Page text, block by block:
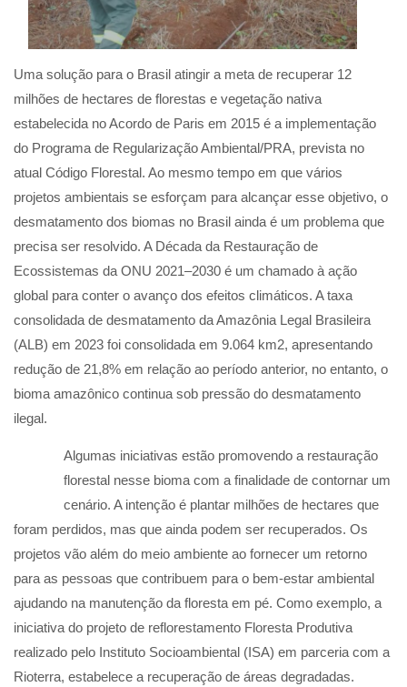
Uma solução para o Brasil atingir a meta de recuperar 12
milhões de hectares de florestas e vegetação nativa
estabelecida no Acordo de Paris em 2015 é a implementação
do Programa de Regularização Ambiental/PRA, prevista no
atual Código Florestal. Ao mesmo tempo em que vários
projetos ambientais se esforçam para alcançar esse objetivo, o
desmatamento dos biomas no Brasil ainda é um problema que
precisa ser resolvido. A Década da Restauração de
Ecossistemas da ONU 2021–2030 é um chamado à ação
global para conter o avanço dos efeitos climáticos. A taxa
consolidada de desmatamento da Amazônia Legal Brasileira
(ALB) em 2023 foi consolidada em 9.064 km2, apresentando
redução de 21,8% em relação ao período anterior, no entanto, o
bioma amazônico continua sob pressão do desmatamento
ilegal.
Algumas iniciativas estão promovendo a restauração
florestal nesse bioma com a finalidade de contornar um
cenário. A intenção é plantar milhões de hectares que
foram perdidos, mas que ainda podem ser recuperados. Os
projetos vão além do meio ambiente ao fornecer um retorno
para as pessoas que contribuem para o bem-estar ambiental
ajudando na manutenção da floresta em pé. Como exemplo, a
iniciativa do projeto de reflorestamento Floresta Produtiva
realizado pelo Instituto Socioambiental (ISA) em parceria com a
Rioterra, estabelece a recuperação de áreas degradadas.